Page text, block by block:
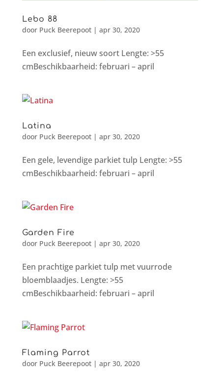
Lebo 88
door Puck Beerepoot| apr 30, 2020
Een exclusief, nieuw soort Lengte: >55
cmBeschikbaarheid: februari – april
Latina
door Puck Beerepoot| apr 30, 2020
Een gele, levendige parkiet tulp Lengte: >55
cmBeschikbaarheid: februari – april
Garden Fire
door Puck Beerepoot| apr 30, 2020
Een prachtige parkiet tulp met vuurrode
bloemblaadjes. Lengte: >55
cmBeschikbaarheid: februari – april
Flaming Parrot
door Puck Beerepoot| apr 30, 2020